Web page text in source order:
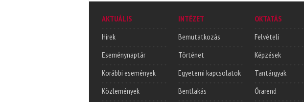
AKTUÁLIS
Hírek
Eseménynaptár
Korábbi események
Közlemények
INTÉZET
Bemutatkozás
Történet
Egyetemi kapcsolatok
Bentlakás
OKTATÁS
Felvételi
Képzések
Tantárgyak
Órarend